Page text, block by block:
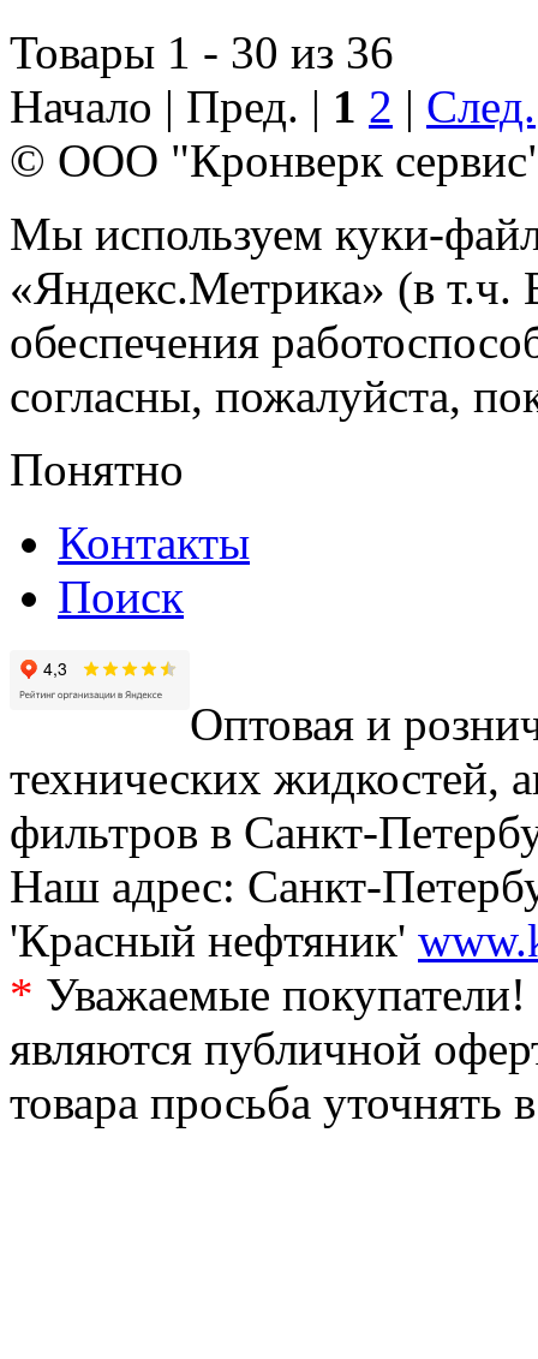
Товары 1 - 30 из 36
Начало | Пред. | 1 2 | След.
© ООО "Кронверк
Мы используем куки-
«Яндекс.Метрика» (в т.ч.
обеспечения
согласны, пожалуйста,
Понятно
Контакты
Поиск
Оптовая и
технических жидкостей,
фильтров в Санкт-
Наш адрес: Санкт-
'Красный нефтяник'
* Уважаемые
являются публичной
товара просьба уточнять